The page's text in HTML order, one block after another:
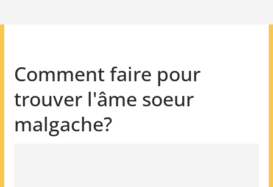
Comment faire pour
trouver l'âme soeur
malgache?